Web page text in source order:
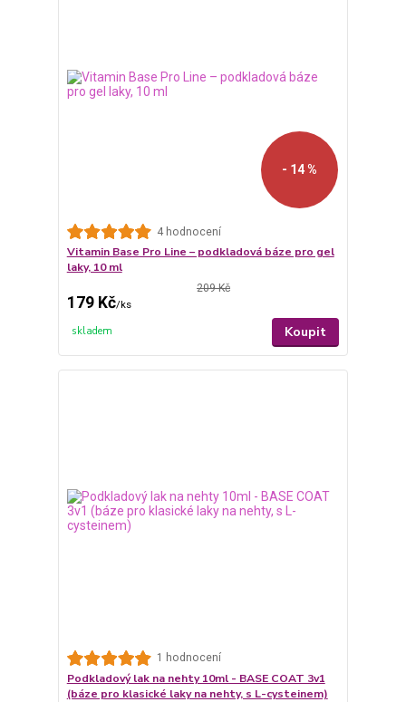
- 14 %
4 hodnocení
Vitamin Base Pro Line – podkladová báze pro gel
laky, 10 ml
209 Kč
179 Kč/ks
skladem Koupit
1 hodnocení
Podkladový lak na nehty 10ml - BASE COAT 3v1
(báze pro klasické laky na nehty, s L-cysteinem)